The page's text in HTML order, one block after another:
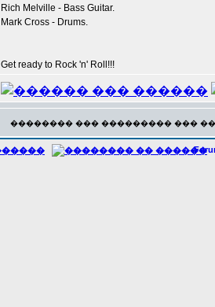
Rich Melville - Bass Guitar.
Mark Cross - Drums.
Get ready to Rock 'n' Roll!!!
�������� ��� ��������� ���